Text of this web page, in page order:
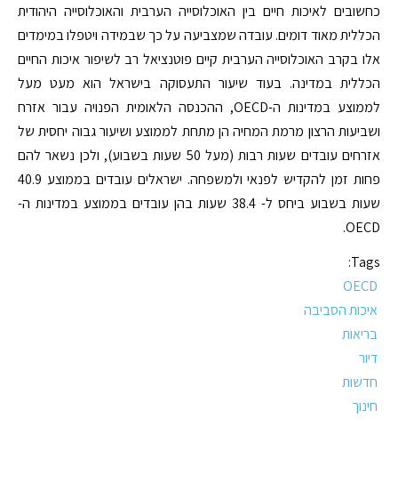
כחשובים לאיכות חיים בין האוכלוסייה הערבית והאוכלוסייה היהודית
הכללית מאוד דומים. עובדה שמצביעה על כך שבמידה ויטפלו במימדים
אלו בקרב האוכלוסייה הערבית קיים פוטנציאל רב לשיפור איכות החיים
הכללית במדינה. בעוד שיעור התעסוקה בישראל הוא מעט מעל
לממוצע במדינות ה-OECD, ההכנסה הלאומית הפנויה עבור אזרח
ושביעות הרצון מרמת המחיה הן מתחת לממוצע ושיעור גבוה יחסית של
אזרחים עובדים שעות רבות (מעל 50 שעות בשבוע), ולכן נשאר להם
פחות זמן להקדיש לפנאי ולמשפחה. ישראלים עובדים בממוצע 40.9
שעות בשבוע ביחס ל- 38.4 שעות בהן עובדים בממוצע במדינות ה-
OECD.
Tags:
OECD
איכות הסביבה
בריאות
דיור
חדשות
חינוך